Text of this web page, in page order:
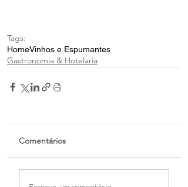
Tags:
HomeVinhos e Espumantes
Gastronomia & Hotelaria
Comentários